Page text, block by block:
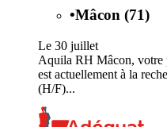
•Mâcon (71)
Le 30 juillet
Aquila RH Mâcon, votre
est actuellement à la
(H/F)...